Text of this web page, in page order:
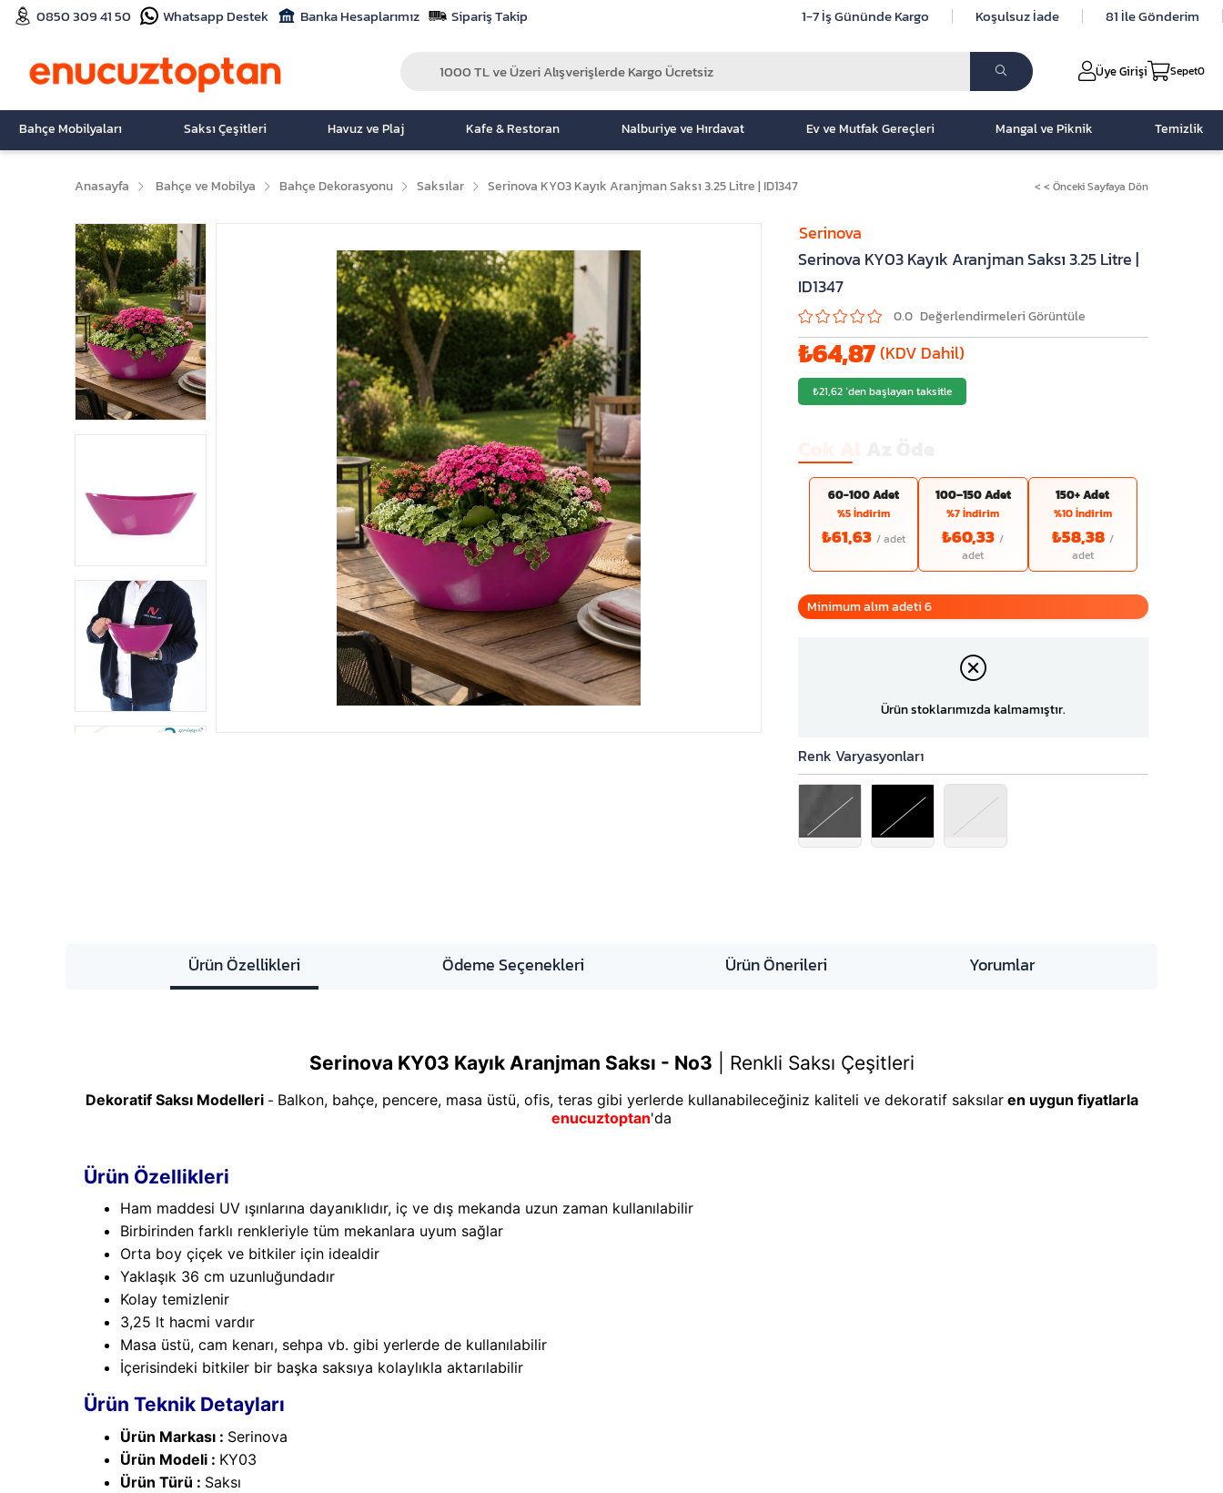
0850 309 41 50 Whatsapp Destek Banka Hesaplarımız Sipariş Takip 1-7 İş Gününde Kargo Koşulsuz İade 81 İle Gönderim
Üye Girişi Sepet0
Bahçe Mobilyaları Saksı Çeşitleri Havuz ve Plaj Kafe & Restoran Nalburiye ve Hırdavat Ev ve Mutfak Gereçleri Mangal ve Piknik Temizlik
Anasayfa Bahçe ve Mobilya Bahçe Dekorasyonu Saksılar Serinova KY03 Kayık Aranjman Saksı 3.25 Litre | ID1347 < < Önceki Sayfaya Dön
Serinova KY03 Kayık Aranjman Saksı 3.25 Litre |
ID1347
0.0
₺64,87(KDV Dahil)
₺21,62`den başlayan taksitle
Serinova
60-100 Adet
%5 İndirim
₺61,63
100–150 Adet
%7 İndirim
₺60,33
150+ Adet
%10 İndirim
₺58,38
Minimum alım adeti 6
Ürün stoklarımızda kalmamıştır.
Renk Varyasyonları
Ürün Özellikleri Ödeme Seçenekleri Ürün Önerileri Yorumlar
Serinova KY03 Kayık Aranjman Saksı - No3 Renkli Saksı Çeşitleri
Dekoratif Saksı Modelleri- Balkon, bahçe, pencere, masa üstü, ofis, teras gibi yerlerde kullanabileceğiniz kaliteli ve dekoratif saksılaren uygun fiyatlarla
enucuztoptan'da
Ürün Özellikleri
Ham maddesi UV ışınlarına dayanıklıdır, iç ve dış mekanda uzun zaman kullanılabilir
Birbirinden farklı renkleriyle tüm mekanlara uyum sağlar
Orta boy çiçek ve bitkiler için idealdir
Yaklaşık 36 cm uzunluğundadır
Kolay temizlenir
3,25 lt hacmi vardır
Masa üstü, cam kenarı, sehpa vb. gibi yerlerde de kullanılabilir
İçerisindeki bitkiler bir başka saksıya kolaylıkla aktarılabilir
Ürün Teknik Detayları
Ürün Markası : Serinova
Ürün Modeli : KY03
Ürün Türü : Saksı